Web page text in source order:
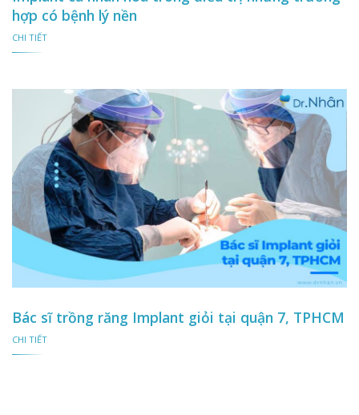
hợp có bệnh lý nền
CHI TIẾT
Bác sĩ trồng răng Implant giỏi tại quận 7, TPHCM
CHI TIẾT